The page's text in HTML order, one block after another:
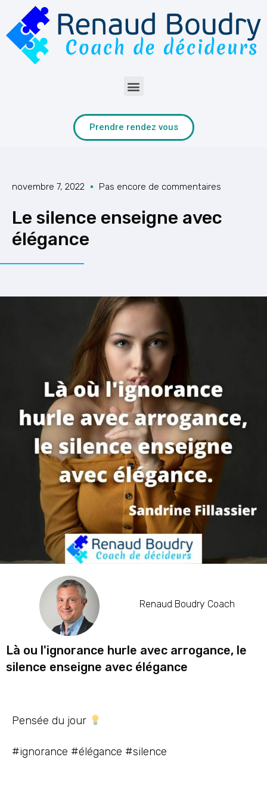
Prendre rendez vous
novembre 7, 2022 Pas encore de commentaires
Le silence enseigne avec
élégance
Renaud Boudry Coach
Là ou l'ignorance hurle avec arrogance, le
silence enseigne avec élégance
Pensée du jour
#ignorance #élégance #silence